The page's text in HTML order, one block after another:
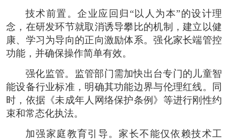
技术前置。企业应回归“以人为本”的设计理
念，在研发环节就取消诱导攀比的机制，建立以健
康、学习为导向的正向激励体系。强化家长端管控
功能，并确保操作简单有效。
强化监管。监管部门需加快出台专门的儿童智
能设备行业标准，明确其功能边界与伦理红线。同
时，依据《未成年人网络保护条例》等进行刚性约
束和常态化执法。
加强家庭教育引导。家长不能仅依赖技术工